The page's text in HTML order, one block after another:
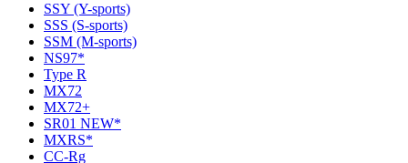
SSY (Y-sports)
SSS (S-sports)
SSM (M-sports)
NS97*
Type R
MX72
MX72+
SR01 NEW*
MXRS*
CC-Rg